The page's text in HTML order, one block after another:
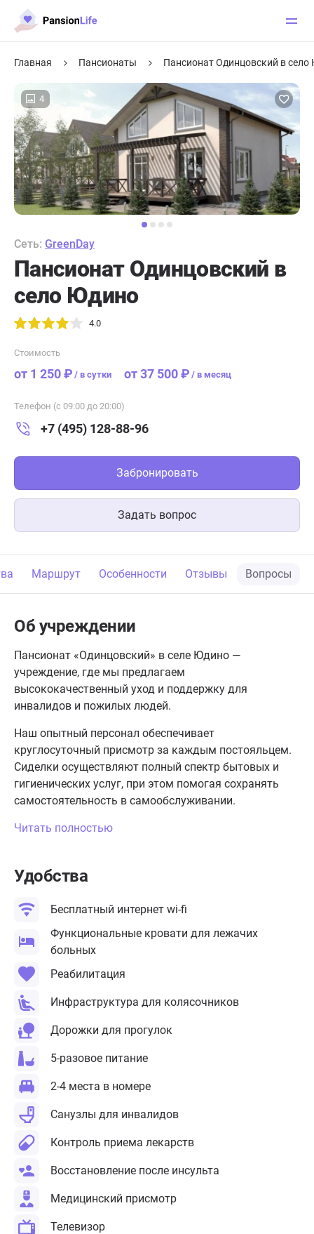
Главная Пансионаты Пансионат Одинцовский в
4
Сеть: GreenDay
Пансионат Одинцовский в
село Юдино
4.0
Стоимость
от 1 250 ₽ / в сутки от 37 500 ₽ / в месяц
Телефон (с 09:00 до 20:00)
+7 (495) 128-88-96
Забронировать
Задать вопрос
Маршрут Особенности Отзывы Вопросы
Об учреждении
Пансионат «Одинцовский» в селе Юдино —
учреждение, где мы предлагаем
высококачественный уход и поддержку для
инвалидов и пожилых людей.
Наш опытный персонал обеспечивает
круглосуточный присмотр за каждым постояльцем.
Сиделки осуществляют полный спектр бытовых и
гигиенических услуг, при этом помогая сохранять
самостоятельность в самообслуживании.
Читать полностью
Удобства
Бесплатный интернет wi-fi
Функциональные кровати для лежачих
больных
Реабилитация
Инфраструктура для колясочников
Дорожки для прогулок
5-разовое питание
2-4 места в номере
Санузлы для инвалидов
Контроль приема лекарств
Восстановление после инсульта
Медицинский присмотр
Телевизор